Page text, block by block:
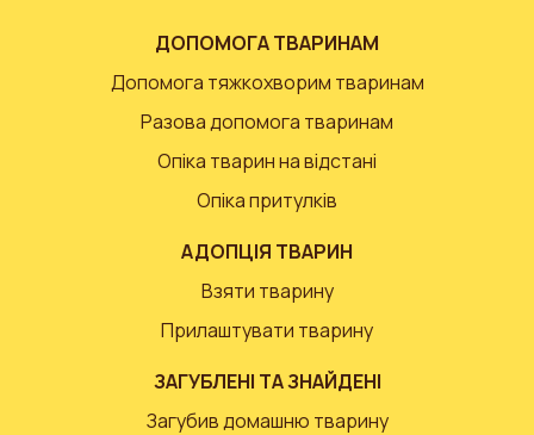
ДОПОМОГА ТВАРИНАМ
Допомога тяжкохворим тваринам
Разова допомога тваринам
Опіка тварин на відстані
Опіка притулків
АДОПЦІЯ ТВАРИН
Взяти тварину
Прилаштувати тварину
ЗАГУБЛЕНІ ТА ЗНАЙДЕНІ
Загубив домашню тварину